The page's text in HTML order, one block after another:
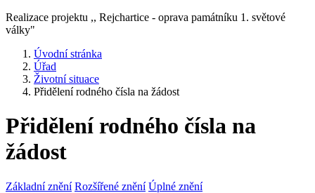
Realizace projektu ,, Rejchartice - oprava památníku 1. světové
války"
Úvodní stránka
Úřad
Životní situace
Přidělení rodného čísla na žádost
Přidělení rodného čísla na
žádost
Základní znění Rozšířené znění Úplné znění